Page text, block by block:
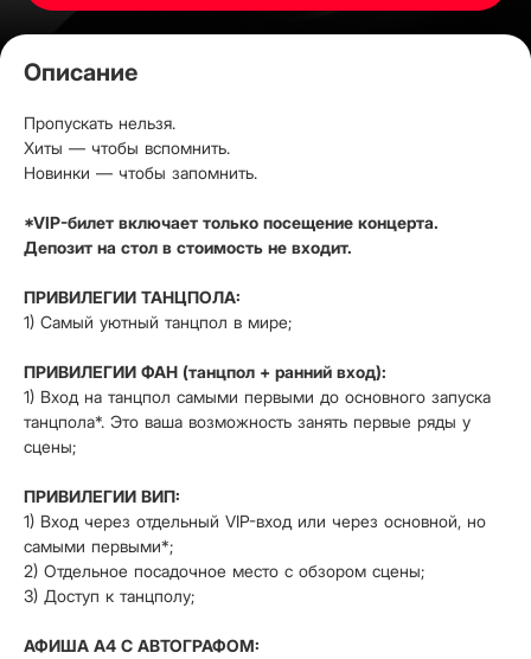
Описание
Пропускать нельзя.
Хиты — чтобы вспомнить.
Новинки — чтобы запомнить.
*VIP-билет включает только посещение концерта.
Депозит на стол в стоимость не входит.
ПРИВИЛЕГИИ ТАНЦПОЛА:
1) Самый уютный танцпол в мире;
ПРИВИЛЕГИИ ФАН (танцпол + ранний вход):
1) Вход на танцпол самыми первыми до основного запуска
танцпола*. Это ваша возможность занять первые ряды у
сцены;
ПРИВИЛЕГИИ ВИП:
1) Вход через отдельный VIP-вход или через основной, но
самыми первыми*;
2) Отдельное посадочное место с обзором сцены;
3) Доступ к танцполу;
АФИША А4 С АВТОГРАФОМ: